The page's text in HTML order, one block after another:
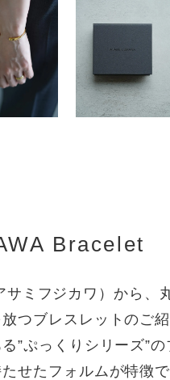
Bracelet
ミフジカワ）から、
つブレスレットのご
”ぷっくりシリーズ”
せたフォルムが特徴